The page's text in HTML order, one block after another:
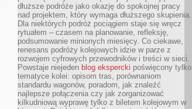
dłuższe podróże jako okazję do spokojnej pracy
nad projektem, który wymaga dłuższego skupienia.
Dla niektórych podróż pociągiem staje się wręcz
rytuałem – czasem na planowanie, refleksję,
podsumowanie minionych miesięcy. Co ciekawe,
renesans podróży kolejowych idzie w parze z
rozwojem cyfrowych przewodników i treści w sieci.
Powstaje niejeden blog ekspercki poświęcony tylko
tematyce kolei: opisom tras, porównaniom
standardu wagonów, poradom, jak znaleźć
najlepsze połączenia czy jak zorganizować
kilkudniową wyprawę tylko z biletem kolejowym w